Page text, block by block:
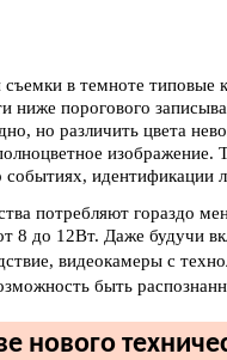
в темноте типовые
ниже порогового
но различить цвета
идентификации
потребляют гораздо
8 до 12Вт. Даже будучи
видеокамеры с
быть
нового